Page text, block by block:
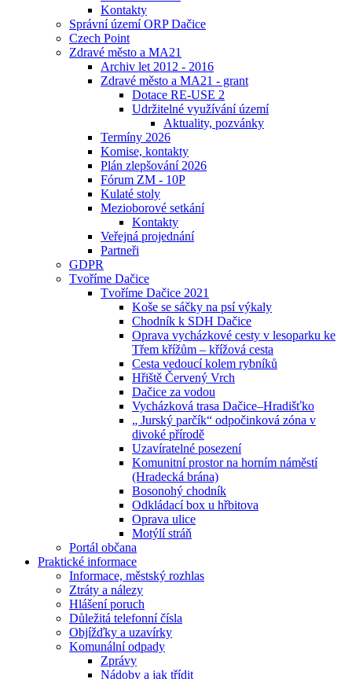
Kontakty
Správní území ORP Dačice
Czech Point
Zdravé město a MA21
Archiv let 2012 - 2016
Zdravé město a MA21 - grant
Dotace RE-USE 2
Udržitelné využívání území
Aktuality, pozvánky
Termíny 2026
Komise, kontakty
Plán zlepšování 2026
Fórum ZM - 10P
Kulaté stoly
Mezioborové setkání
Kontakty
Veřejná projednání
Partneři
GDPR
Tvoříme Dačice
Tvoříme Dačice 2021
Koše se sáčky na psí výkaly
Chodník k SDH Dačice
Oprava vycházkové cesty v lesoparku ke
Třem křížům – křížová cesta
Cesta vedoucí kolem rybníků
Hřiště Červený Vrch
Dačice za vodou
Vycházková trasa Dačice–Hradišťko
„ Jurský parčík“ odpočinková zóna v
divoké přírodě
Uzavíratelné posezení
Komunitní prostor na horním náměstí
(Hradecká brána)
Bosonohý chodník
Odkládací box u hřbitova
Oprava ulice
Motýlí stráň
Portál občana
Praktické informace
Informace, městský rozhlas
Ztráty a nálezy
Hlášení poruch
Důležitá telefonní čísla
Objížďky a uzavírky
Komunální odpady
Zprávy
Nádoby a jak třídit